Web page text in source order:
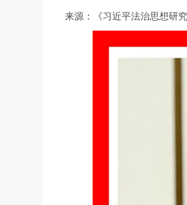
来源：《习近平法治思想研